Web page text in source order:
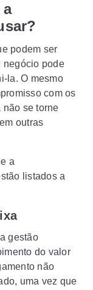
podem ser
negócio pode
la. O mesmo
com os
não se torne
outras
a
listados a
gestão
do valor
não
uma vez que